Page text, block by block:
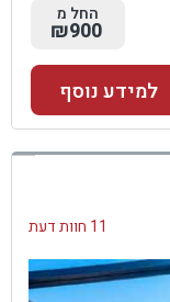
החל מ
₪900
למידע נוסף
11 חוות דעת